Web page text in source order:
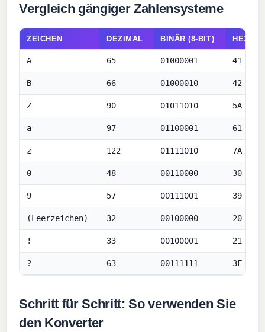
Vergleich gängiger Zahlensysteme
ZEICHEN DEZIMAL BINÄR (8-BIT) HEX
A 65 01000001 41
B 66 01000010 42
Z 90 01011010 5A
a 97 01100001 61
z 122 01111010 7A
0 48 00110000 30
9 57 00111001 39
(Leerzeichen) 32 00100000 20
! 33 00100001 21
? 63 00111111 3F
Schritt für Schritt: So verwenden Sie
den Konverter